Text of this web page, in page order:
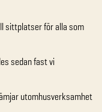
sittplatser för alla som
sedan fast vi
utomhusverksamhet